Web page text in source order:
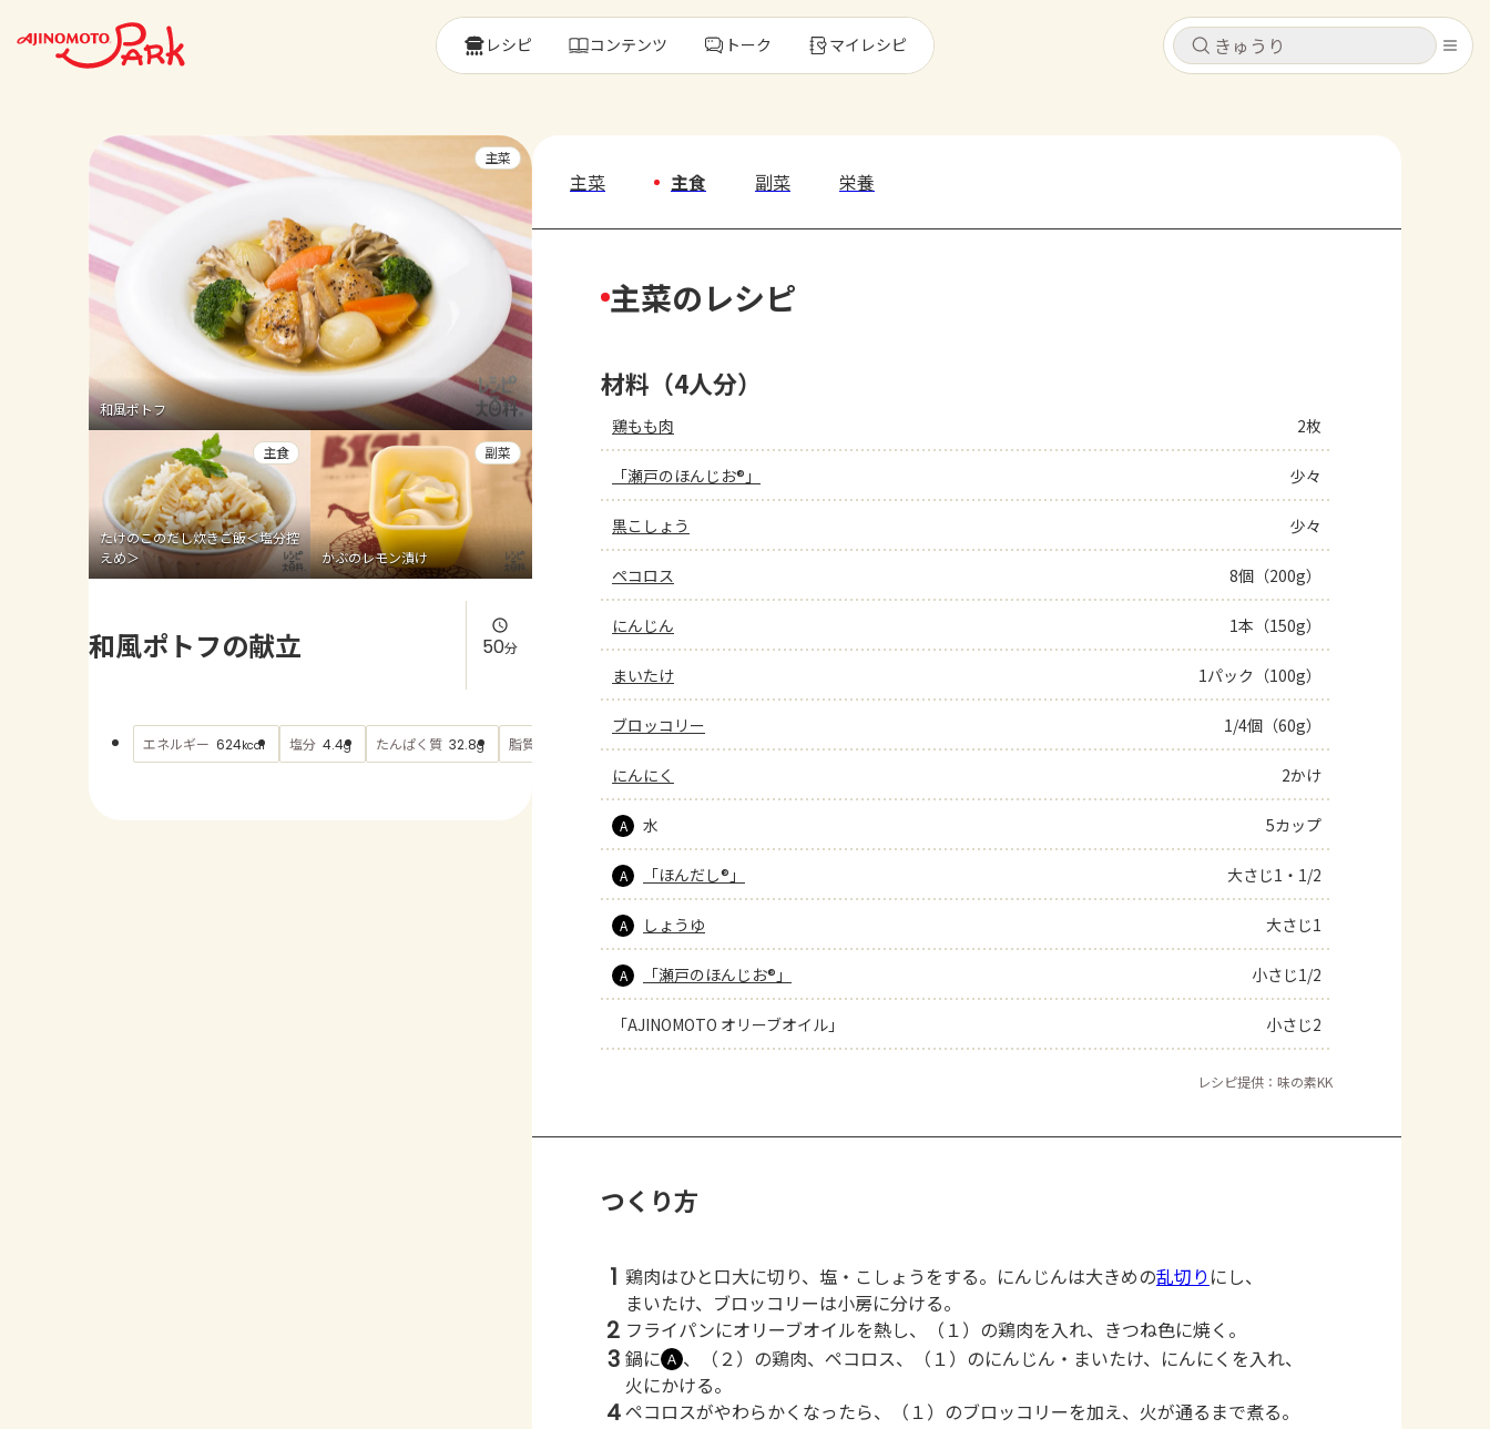
キャンセル
よくあるお問い合わせ
お買い物
キャンセル
レシピ コンテンツ トーク マイレシピ
和風ポトフ
主菜
たけのこのだし炊きご飯＜塩分控
えめ＞
主食
かぶのレモン漬け
副菜
和風ポトフの献立 50分
エネルギー 624kcal 塩分 4.4g たんぱく質 32.8g 脂質 もっと見る
主菜 主食 副菜 栄養
主菜のレシピ
材料（4人分）
鶏もも肉 2枚
「瀬戸のほんじお®」 少々
黒こしょう 少々
ペコロス 8個（200g）
にんじん 1本（150g）
まいたけ 1パック（100g）
ブロッコリー 1/4個（60g）
にんにく 2かけ
A 水 5カップ
A 「ほんだし®」 大さじ1・1/2
A しょうゆ 大さじ1
A 「瀬戸のほんじお®」 小さじ1/2
「AJINOMOTO オリーブオイル」 小さじ2
レシピ提供：味の素KK
つくり方
1 鶏肉はひと口大に切り、塩・こしょうをする。にんじんは大きめの乱切り にし、
まいたけ、ブロッコリーは小房に分ける。
2 フライパンにオリーブオイルを熱し、（１）の鶏肉を入れ、きつね色に焼く。
3 鍋に Ａ 、（２）の鶏肉、ペコロス、（１）のにんじん・まいたけ、にんにくを入れ、
火にかける。
4ペコロスがやわらかくなったら、（１）のブロッコリーを加え、火が通るまで煮る。